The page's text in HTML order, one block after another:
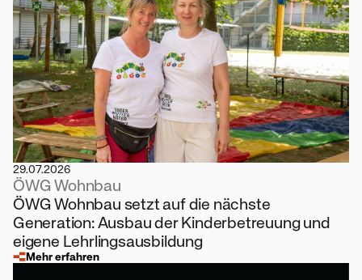
29.07.2026
ÖWG Wohnbau
ÖWG Wohnbau setzt auf die nächste
Generation: Ausbau der Kinderbetreuung und
eigene Lehrlingsausbildung
Mehr erfahren